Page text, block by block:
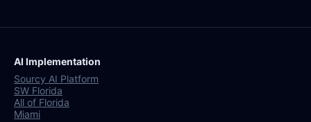
AI Implementation
Sourcy AI Platform
SW Florida
All of Florida
Miami